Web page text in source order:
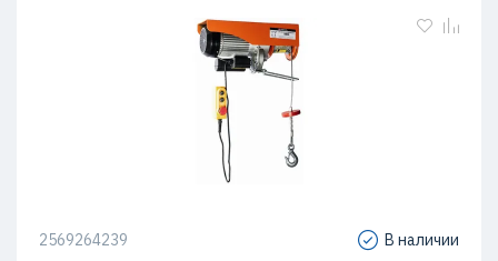
2569264239 В наличии